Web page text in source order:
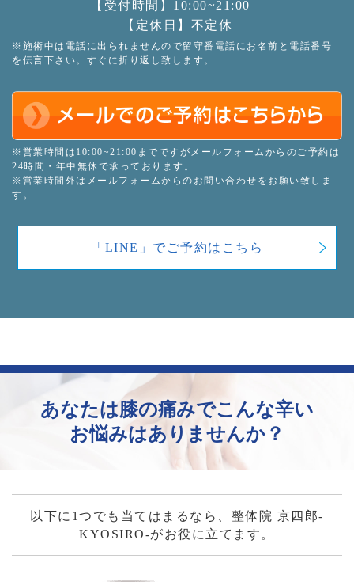
【受付時間】10:00~21:00
【定休日】不定休
※施術中は電話に出られませんので留守番電話にお名前と電話番号
を伝言下さい。すぐに折り返し致します。
※営業時間は10:00~21:00までですがメールフォームからのご予約は
24時間・年中無休で承っております。
※営業時間外はメールフォームからのお問い合わせをお願い致しま
す。
「LINE」でご予約はこちら
あなたは膝の痛みでこんな辛い
お悩みはありませんか？
以下に1つでも当てはまるなら、整体院 京四郎-
KYOSIRO-がお役に立てます。